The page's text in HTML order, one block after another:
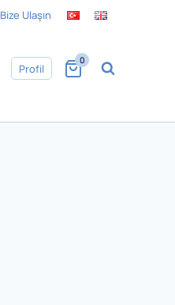
Bize Ulaşın
Profil
0